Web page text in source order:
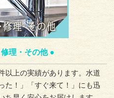
理・その他 ●
以上の実績があります。水道
た！」「すぐ来て！」にも迅